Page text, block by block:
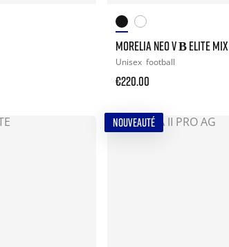
MORELIA NEO V Β ELITE MIX
Unisex football
€220.00
NOUVEAUTÉ